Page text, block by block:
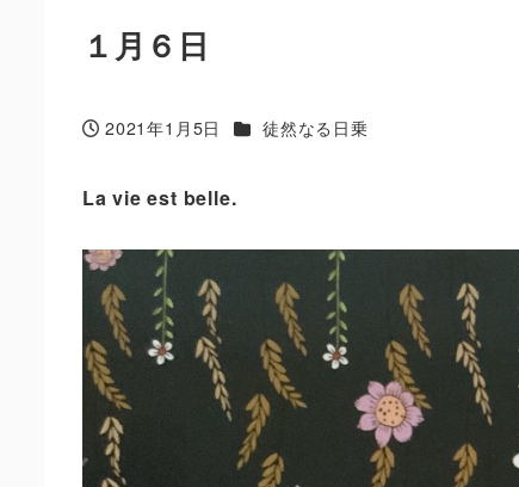
１月６日
投稿日
2021年1月5日 カテゴリー
徒然なる日乗
La vie est belle.